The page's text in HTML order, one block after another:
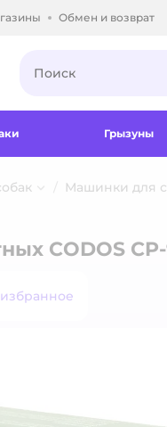
Обмен и возврат
Грызуны
Машинки для
CODOS CP-